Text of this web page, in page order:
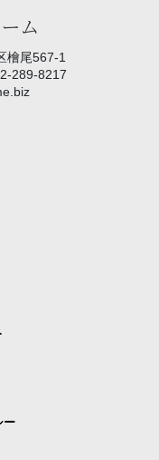
檜尾567-1
289-8217
ー